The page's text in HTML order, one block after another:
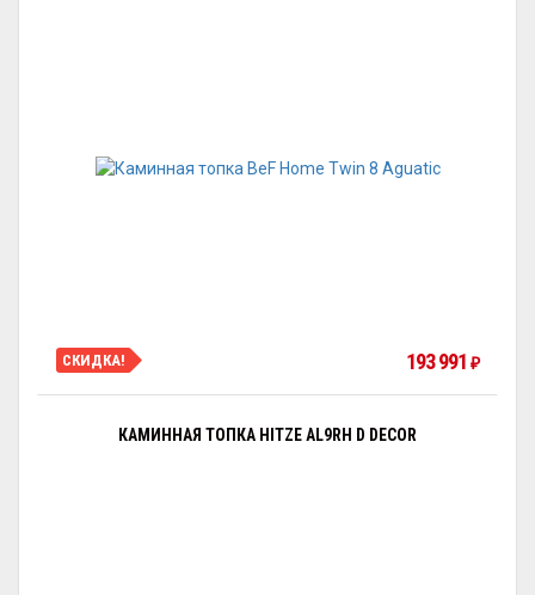
СКИДКА! 193 991 ₽
КАМИННАЯ ТОПКА HITZE AL9RH D DECOR